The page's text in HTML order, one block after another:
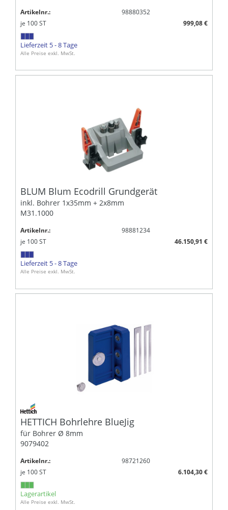
Artikelnr.:
98880352
je 100ST 999,08 €
Lieferzeit 5 - 8 Tage
Alle Preise exkl. MwSt.
BLUM Blum Ecodrill Grundgerät
inkl. Bohrer 1x35mm + 2x8mm
M31.1000
Artikelnr.:
98881234
je 100ST 46.150,91 €
Lieferzeit 5 - 8 Tage
Alle Preise exkl. MwSt.
HETTICH Bohrlehre BlueJig
für Bohrer Ø 8mm
9079402
Artikelnr.:
98721260
je 100ST 6.104,30 €
Lagerartikel
Alle Preise exkl. MwSt.